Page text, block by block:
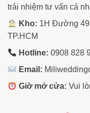
trải nhiệm tư vấn cá
Kho: 1H Đường
TP.HCM
Hotline: 0908 828
Email:
Giờ mở cửa: Vui